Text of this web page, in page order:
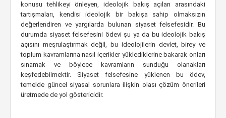
konusu tehlikeyi önleyen, ideolojik bakış açıları arasındaki
tartışmaları, kendisi ideolojik bir bakışa sahip olmaksızın
değerlendiren ve yargılarda bulunan siyaset felsefesidir. Bu
durumda siyaset felsefesini ödevi şu ya da bu ideolojik bakış
açısını meşrulaştırmak değil, bu ideolojilerin devlet, birey ve
toplum kavramlarına nasıl içerikler yüklediklerine bakarak onları
sınamak ve böylece kavramların sunduğu olanakları
keşfedebilmektir. Siyaset felsefesine yüklenen bu ödev,
temelde güncel siyasal sorunlara ilişkin olası çözüm önerileri
üretmede de yol göstericidir.